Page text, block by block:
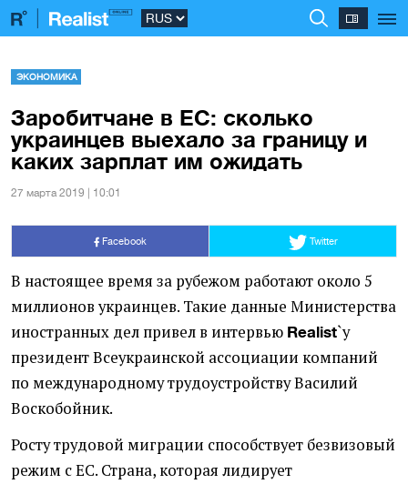
ЭКОНОМИКА
Заробитчане в ЕС: сколько
украинцев выехало за границу и
каких зарплат им ожидать
27 марта 2019 | 10:01
Facebook Twitter
В настоящее время за рубежом работают около 5
миллионов украинцев. Такие данные Министерства
иностранных дел привел в интервью Realist`у
президент Всеукраинской ассоциации компаний
по международному трудоустройству Василий
Воскобойник.
Росту трудовой миграции способствует безвизовый
режим с ЕС. Страна, которая лидирует